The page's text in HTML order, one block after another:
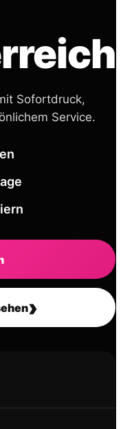
Sofortdruck,
Service.
›